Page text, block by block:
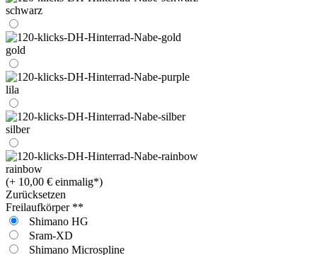
schwarz
gold
lila
silber
rainbow
(+ 10,00 € einmalig*)
Zurücksetzen
Freilaufkörper **
Shimano HG
Sram-XD
Shimano Microspline